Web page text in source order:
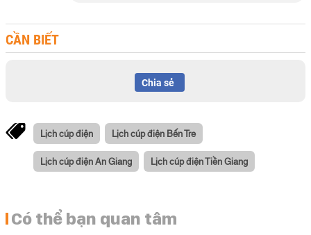
CẦN BIẾT
Chia sẻ
Lịch cúp điện Lịch cúp điện Bến Tre
Lịch cúp điện An Giang Lịch cúp điện Tiền Giang
Có thể bạn quan tâm